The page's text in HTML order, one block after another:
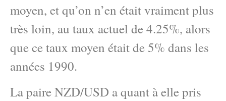
moyen, et qu’on n’en était vraiment plus
très loin, au taux actuel de 4.25%, alors
que ce taux moyen était de 5% dans les
années 1990.
La paire NZD/USD a quant à elle pris